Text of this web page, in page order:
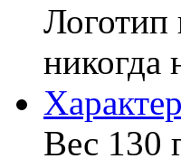
Логотип
никогда
Вес 130